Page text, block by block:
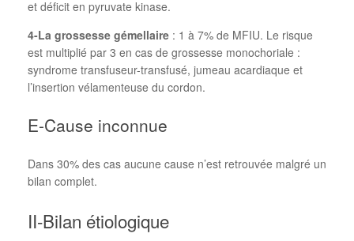
et déficit en pyruvate kinase.
4-La grossesse gémellaire : 1 à 7% de MFIU. Le risque
est multiplié par 3 en cas de grossesse monochoriale :
syndrome transfuseur-transfusé, jumeau acardiaque et
l’insertion vélamenteuse du cordon.
E-Cause inconnue
Dans 30% des cas aucune cause n’est retrouvée malgré un
bilan complet.
II-Bilan étiologique